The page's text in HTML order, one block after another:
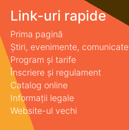
Link-uri rapide
Prima pagină
Știri, evenimente, comunicate
Program și tarife
Înscriere și regulament
Catalog online
Informații legale
Website-ul vechi